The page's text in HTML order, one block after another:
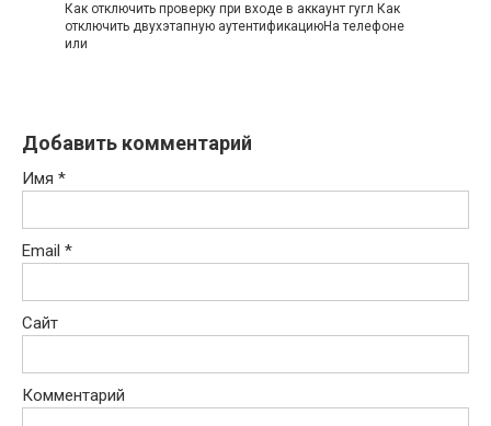
Как отключить проверку при входе в аккаунт гугл Как
отключить двухэтапную аутентификациюНа телефоне
или
Добавить комментарий
Имя *
Email *
Сайт
Комментарий